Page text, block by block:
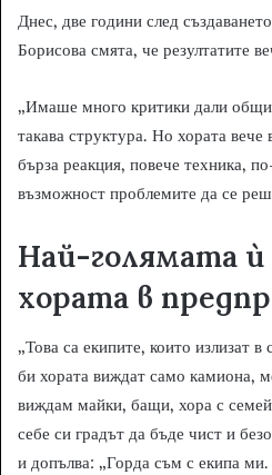
Днес, две години след
Борисова смята, че резултатите
„Имаше много критики дали
такава структура. Но хората
бърза реакция, повече техника,
възможност проблемите да се
Най-голямата ѝ
хората в
„Това са екипите, които излизат
би хората виждат само камиона,
виждам майки, бащи, хора с
себе си градът да бъде чист и
и допълва: „Горда съм с екипа